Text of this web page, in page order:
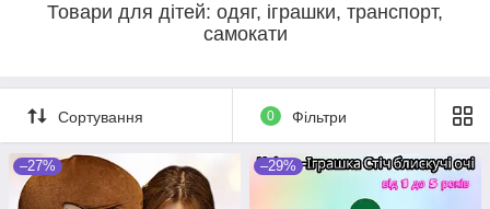
Товари для дітей: одяг, іграшки, транспорт,
самокати
Сортування 0 Фільтри
–27% –29%